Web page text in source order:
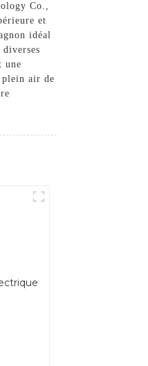
Co.,
et
idéal
une
plein air de